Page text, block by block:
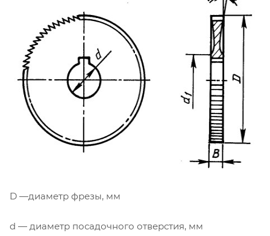
D —диаметр фрезы, мм
d — диаметр посадочного отверстия, мм